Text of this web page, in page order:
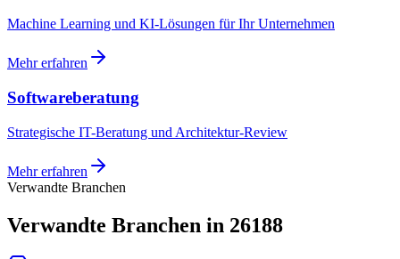
Machine Learning und KI-Lösungen für Ihr Unternehmen
Mehr erfahren
Softwareberatung
Strategische IT-Beratung und Architektur-Review
Mehr erfahren
Verwandte Branchen
Verwandte Branchen in 26188